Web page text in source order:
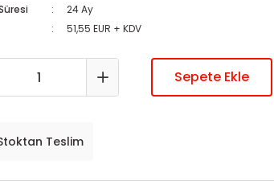
24 Ay
51,55 EUR + KDV
Sepete Ekle
Teslim